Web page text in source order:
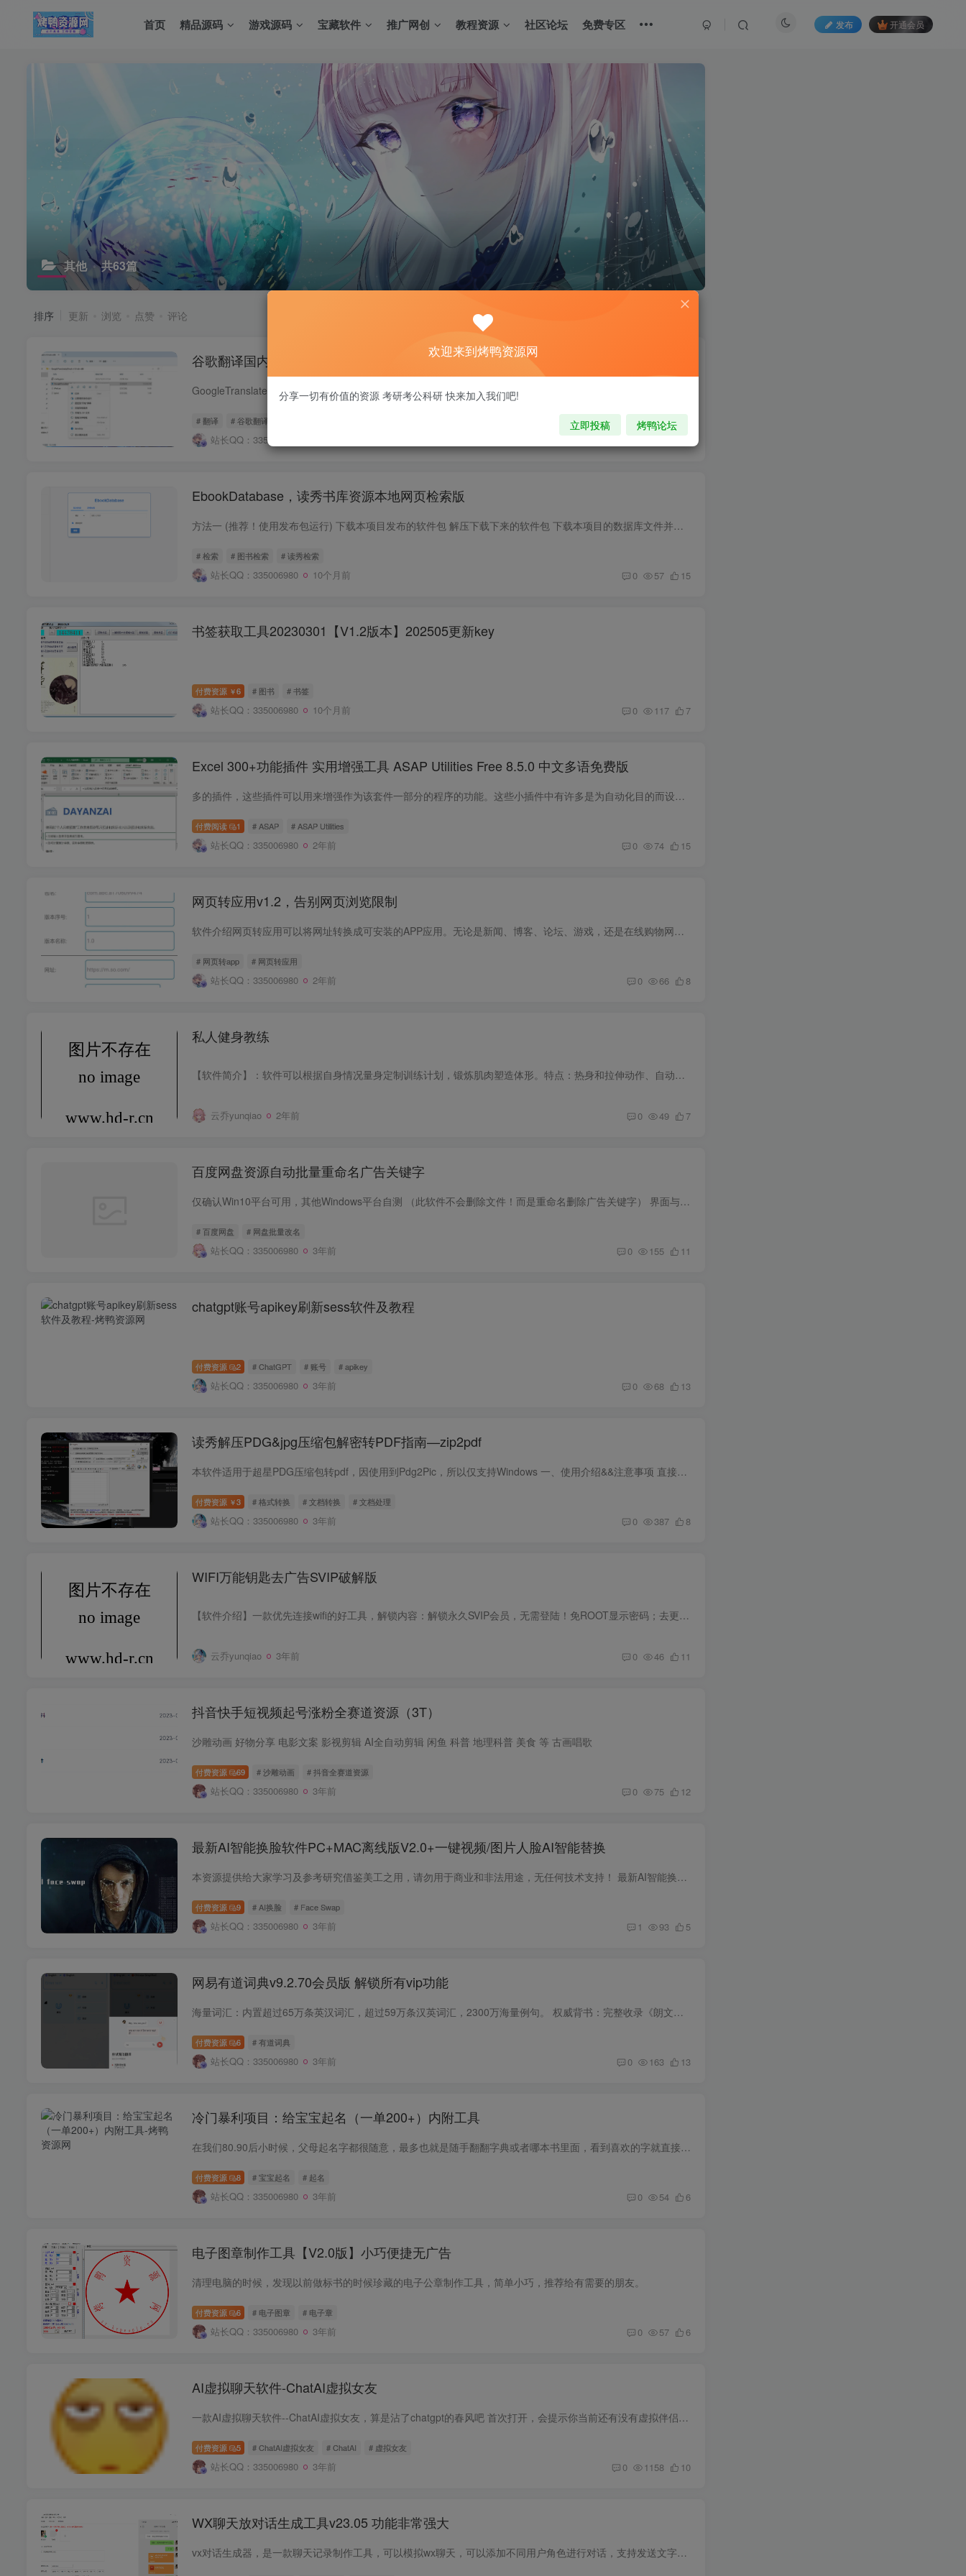
首页 精品源码 游戏源码 宝藏软件 推广网创 教程资源 社区论坛 免费专区 发布 开通会员
其他 共63篇
排序 更新 浏览 点赞 评论
谷歌翻译国内修复程序——GoogleTranslateIpCheck
# 翻译 # 谷歌翻译
站长QQ：335006980 0 24 11
EbookDatabase，读秀书库资源本地网页检索版
方法一 (推荐！使用发布包运行) 下载本项目发布的软件包 解压下载下来的软件包 下载本项目的数据库文件并且存放到instance文件夹 双击exe一键启动本项目 然后在 http://127.0.0.1:10223/ 上使...
# 检索 # 图书检索 # 读秀检索
站长QQ：335006980 10个月前 0 57 15
书签获取工具20230301【V1.2版本】202505更新key
付费资源 ￥6 # 图书 # 书签
站长QQ：335006980 10个月前 0 117 7
Excel 300+功能插件 实用增强工具 ASAP Utilities Free 8.5.0 中文多语免费版
多的插件，这些插件可以用来增强作为该套件一部分的程序的功能。这些小插件中有许多是为自动化目的而设计的，并使那些每天都要使用Office应用程序的人的工作流程更加流畅。其中一个拥有大量常规...
付费阅读 1 # ASAP # ASAP Utilities
站长QQ：335006980 2年前 0 74 15
网页转应用v1.2，告别网页浏览限制
软件介绍网页转应用可以将网址转换成可安装的APP应用。无论是新闻、博客、论坛、游戏，还是在线购物网站或者社交媒体平台，只要你有个希望转换的网址，这款应用都能为你实现，应用永久免费使用...
# 网页转app # 网页转应用
站长QQ：335006980 2年前 0 66 8
私人健身教练
【软件简介】：软件可以根据自身情况量身定制训练计划，锻炼肌肉塑造体形。特点：热身和拉伸动作、自动记录锻炼进度、体重图表追踪体重变化、自定义锻炼提醒、详细的视频和动作指导、跟着你的私...
云乔yunqiao 2年前 0 49 7
百度网盘资源自动批量重命名广告关键字
仅确认Win10平台可用，其他Windows平台自测 （此软件不会删除文件！而是重命名删除广告关键字） 界面与使用方法： 免责声明：1.每次删除强制等待2秒，不会对网盘造成影响。2.使用软件造成的任何...
# 百度网盘 # 网盘批量改名
站长QQ：335006980 3年前 0 155 11
chatgpt账号apikey刷新sess软件及教程
付费资源 2 # ChatGPT # 账号 # apikey
站长QQ：335006980 3年前 0 68 13
读秀解压PDG&jpg压缩包解密转PDF指南—zip2pdf
本软件适用于超星PDG压缩包转pdf，因使用到Pdg2Pic，所以仅支持Windows 一、使用介绍&&注意事项 直接拖入压缩包或已解压PDG目录即可，见如下Gif介绍 注意事项: 本程序运行过程会占用键...
付费资源 ￥3 # 格式转换 # 文档转换 # 文档处理
站长QQ：335006980 3年前 0 387 8
WIFI万能钥匙去广告SVIP破解版
【软件介绍】一款优先连接wifi的好工具，解锁内容：解锁永久SVIP会员，无需登陆！免ROOT显示密码；去更新纯净版；免广告、连接公益Wifi、优先连接网络、百W专享热点、网络加速。【下载地址】 ht...
云乔yunqiao 3年前 0 46 11
抖音快手短视频起号涨粉全赛道资源（3T）
沙雕动画 好物分享 电影文案 影视剪辑 AI全自动剪辑 闲鱼 科普 地理科普 美食 等 古画唱歌
付费资源 69 # 沙雕动画 # 抖音全赛道资源
站长QQ：335006980 3年前 0 75 12
最新AI智能换脸软件PC+MAC离线版V2.0+一键视频/图片人脸AI智能替换
本资源提供给大家学习及参考研究借鉴美工之用，请勿用于商业和非法用途，无任何技术支持！ 最新AI智能换脸软件PC离线版V2.0+一键视频/图片人脸AI智能替换/一张图实现视频或者图片换脸； V2.0版...
付费资源 9 # AI换脸 # Face Swap
站长QQ：335006980 3年前 1 93 5
网易有道词典v9.2.70会员版 解锁所有vip功能
海量词汇：内置超过65万条英汉词汇，超过59万条汉英词汇，2300万海量例句。 权威背书：完整收录《朗文当代高 级英语辞典》、《柯林斯COBUILD高 级英汉双解词典》以及《21世纪大英汉词典》。 网...
付费资源 6 # 有道词典
站长QQ：335006980 3年前 0 163 13
冷门暴利项目：给宝宝起名（一单200+）内附工具
在我们80.90后小时候，父母起名字都很随意，最多也就是随手翻翻字典或者哪本书里面，看到喜欢的字就直接起名字，但是家长都要考虑很多因素，以如生辰八字，天时地利人和，有寓意，所以很愿意花...
付费资源 8 # 宝宝起名 # 起名
站长QQ：335006980 3年前 0 54 6
电子图章制作工具【V2.0版】小巧便捷无广告
清理电脑的时候，发现以前做标书的时候珍藏的电子公章制作工具，简单小巧，推荐给有需要的朋友。
付费资源 6 # 电子图章 # 电子章
站长QQ：335006980 3年前 0 57 6
AI虚拟聊天软件-ChatAI虚拟女友
一款AI虚拟聊天软件--ChatAI虚拟女友，算是沾了chatgpt的春风吧 首次打开，会提示你当前还有没有虚拟伴侣，需要去添加伴侣，然后首页右上角可以设置自己的头像和切换AI智能的模式然后打开发现页...
付费资源 5 # ChatAI虚拟女友 # ChatAI # 虚拟女友
站长QQ：335006980 3年前 0 1158 10
WX聊天放对话生成工具v23.05 功能非常强大
vx对话生成器，是一款聊天记录制作工具，可以模拟wx聊天，可以添加不同用户角色进行对话，支持发送文字、语音、图片、红包、转账等。可以将聊天内容一键生成为图片、长截图、动态图片和视频.请...
欢迎来到烤鸭资源网
分享一切有价值的资源 考研考公科研 快来加入我们吧!
立即投稿 烤鸭论坛